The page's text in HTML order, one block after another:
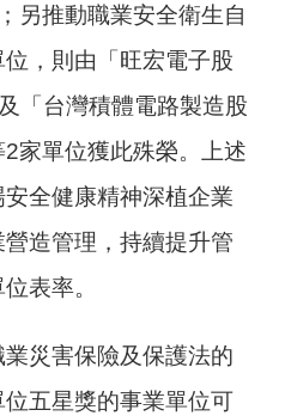
另推動職業安全衛生自
，則由「旺宏電子股
「台灣積體電路製造股
家單位獲此殊榮。上述
全健康精神深植企業
造管理，持續提升管
表率。
災害保險及保護法的
五星獎的事業單位可